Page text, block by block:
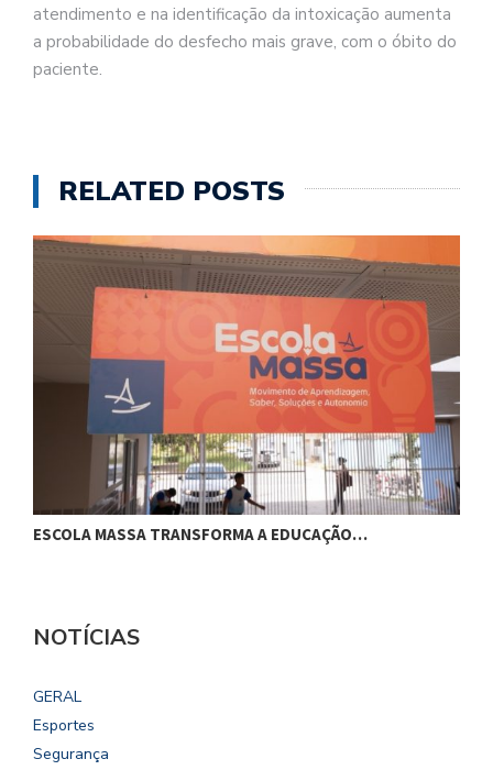
atendimento e na identificação da intoxicação aumenta
a probabilidade do desfecho mais grave, com o óbito do
paciente.
RELATED POSTS
ESCOLA MASSA TRANSFORMA A EDUCAÇÃO…
NOTÍCIAS
GERAL
Esportes
Segurança